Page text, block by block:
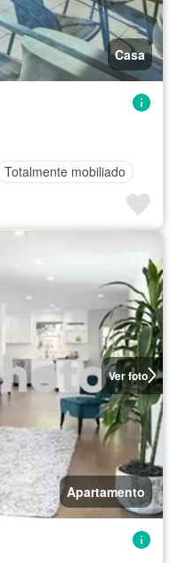
Casa
Totalmente mobiliado
Ver foto
Apartamento